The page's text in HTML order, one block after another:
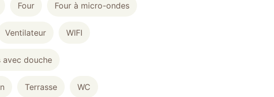
Four Four à micro-ondes
Ventilateur WIFI
avec douche
Terrasse WC